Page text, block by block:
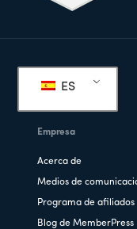
de
ES
Empresa
Acerca de
Medios de
Programa de afiliados
Blog de MemberPress